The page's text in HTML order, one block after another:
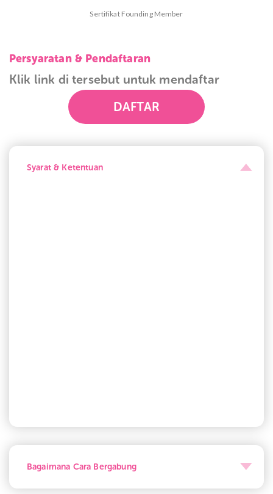
Sertifikat Founding Member
Persyaratan & Pendaftaran
Klik link di tersebut untuk mendaftar
DAFTAR
Syarat & Ketentuan
Bagaimana Cara Bergabung